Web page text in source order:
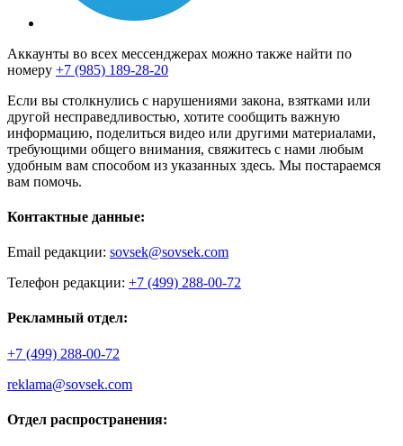
Аккаунты во всех мессенджерах можно также найти по
номеру +7 (985) 189-28-20
Если вы столкнулись с нарушениями закона, взятками или
другой несправедливостью, хотите сообщить важную
информацию, поделиться видео или другими материалами,
требующими общего внимания, свяжитесь с нами любым
удобным вам способом из указанных здесь. Мы постараемся
вам помочь.
Контактные данные:
Email редакции: sovsek@sovsek.com
Телефон редакции: +7 (499) 288-00-72
Рекламный отдел:
+7 (499) 288-00-72
reklama@sovsek.com
Отдел распространения: